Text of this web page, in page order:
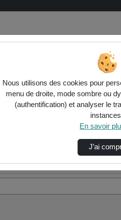
Nous utilisons des cookies pour
menu de droite, mode sombre ou
(authentification) et analyser le
En savoir
J’ai